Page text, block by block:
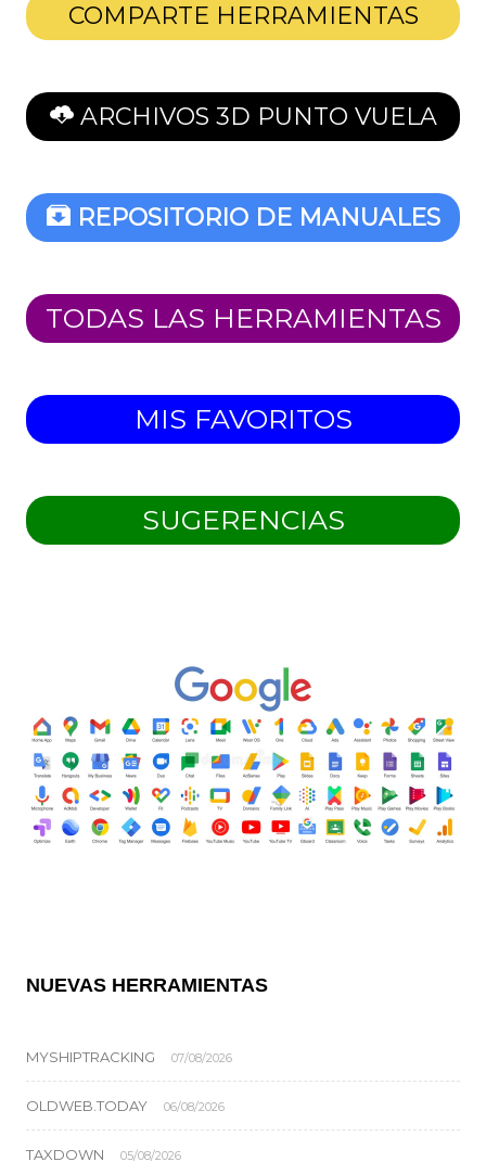
COMPARTE HERRAMIENTAS
ARCHIVOS 3D PUNTO VUELA
REPOSITORIO DE MANUALES
TODAS LAS HERRAMIENTAS
MIS FAVORITOS
SUGERENCIAS
NUEVAS HERRAMIENTAS
MYSHIPTRACKING 07/08/2026
OLDWEB.TODAY 06/08/2026
TAXDOWN 05/08/2026